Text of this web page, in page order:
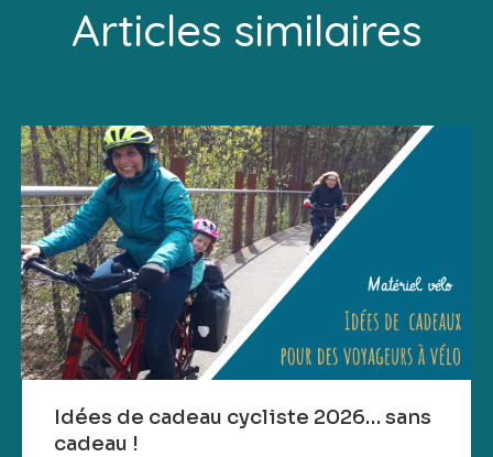
Articles similaires
Idées de cadeau cycliste 2026… sans
cadeau !